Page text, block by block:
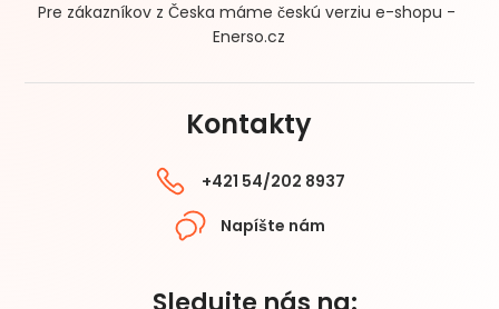
Pre zákazníkov z Česka máme českú verziu e-shopu -
Enerso.cz
Kontakty
+421 54/202 8937
Napíšte nám